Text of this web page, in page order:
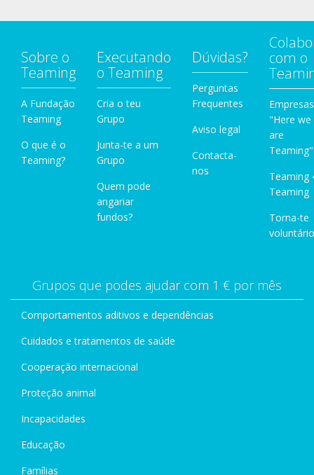
Sobre o
Teaming
A Fundação
Teaming
O que é o
Teaming?
Executando
o Teaming
Cria o teu
Grupo
Junta-te a um
Grupo
Quem pode
angariar
fundos?
Dúvidas?
Perguntas
Frequentes
Aviso legal
Contacta-
nos
com o
Empresas
"Here we
are
Teaming"
Teaming
Teaming
Torna-te
Grupos que podes ajudar com 1 € por mês
Comportamentos aditivos e dependências
Cuidados e tratamentos de saúde
Cooperação internacional
Proteção animal
Incapacidades
Educação
Famílias